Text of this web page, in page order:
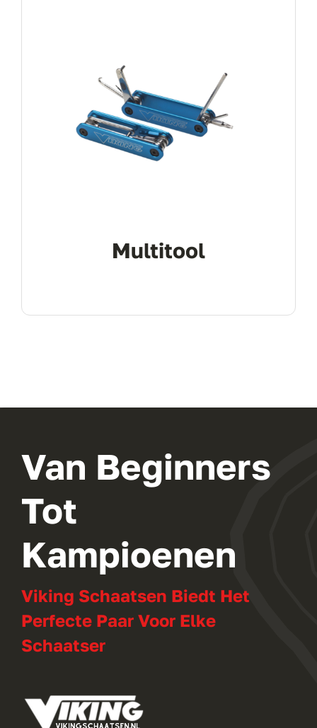
Multitool
Van Beginners
Tot
Kampioenen
Viking Schaatsen Biedt Het
Perfecte Paar Voor Elke
Schaatser